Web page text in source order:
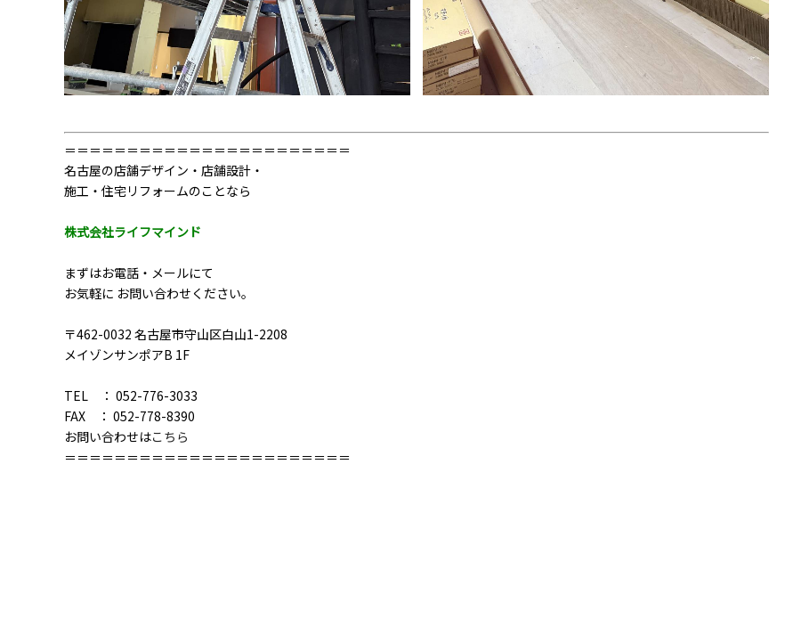
＝＝＝＝＝＝＝＝＝＝＝＝＝＝＝＝＝＝＝＝＝＝＝
名古屋の店舗デザイン・店舗設計・
施工・住宅リフォームのことなら
株式会社ライフマインド
まずはお電話・メールにて
お気軽に お問い合わせください。
〒462-0032 名古屋市守山区白山1-2208
メイゾンサンポアB 1F
TEL ： 052-776-3033
FAX ： 052-778-8390
お問い合わせはこちら
＝＝＝＝＝＝＝＝＝＝＝＝＝＝＝＝＝＝＝＝＝＝＝